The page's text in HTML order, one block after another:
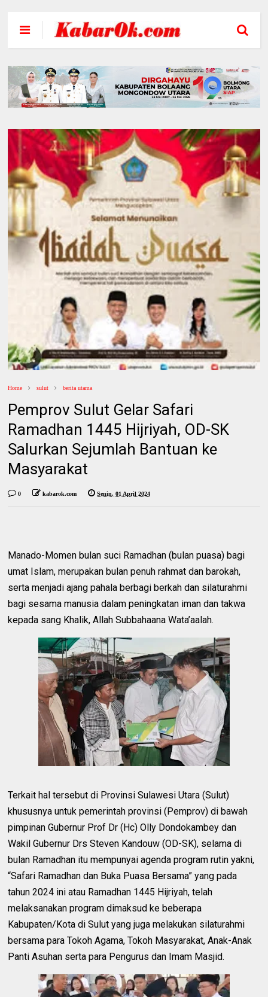
Home sulut berita utama
Pemprov Sulut Gelar Safari
Ramadhan 1445 Hijriyah, OD-SK
Salurkan Sejumlah Bantuan ke
Masyarakat
0 kabarok.com Senin, 01 April 2024
Manado-Momen bulan suci Ramadhan (bulan puasa) bagi
umat Islam, merupakan bulan penuh rahmat dan barokah,
serta menjadi ajang pahala berbagi berkah dan silaturahmi
bagi sesama manusia dalam peningkatan iman dan takwa
kepada sang Khalik, Allah Subbahaana Wata’aalah.
Terkait hal tersebut di Provinsi Sulawesi Utara (Sulut)
khususnya untuk pemerintah provinsi (Pemprov) di bawah
pimpinan Gubernur Prof Dr (Hc) Olly Dondokambey dan
Wakil Gubernur Drs Steven Kandouw (OD-SK), selama di
bulan Ramadhan itu mempunyai agenda program rutin yakni,
“Safari Ramadhan dan Buka Puasa Bersama” yang pada
tahun 2024 ini atau Ramadhan 1445 Hijriyah, telah
melaksanakan program dimaksud ke beberapa
Kabupaten/Kota di Sulut yang juga melakukan silaturahmi
bersama para Tokoh Agama, Tokoh Masyarakat, Anak-Anak
Panti Asuhan serta para Pengurus dan Imam Masjid.